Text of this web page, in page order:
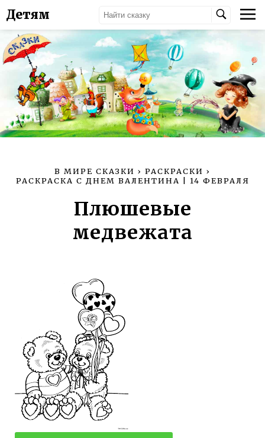
Детям
В МИРЕ СКАЗКИ › РАСКРАСКИ ›
РАСКРАСКА С ДНЕМ ВАЛЕНТИНА | 14 ФЕВРАЛЯ
Плюшевые
медвежата